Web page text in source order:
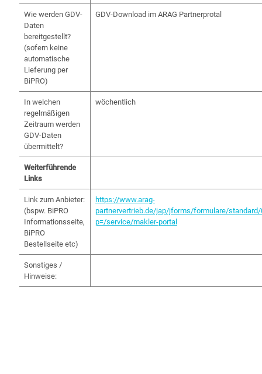
Wie werden GDV-
Daten
bereitgestellt?
(sofern keine
automatische
Lieferung per
BiPRO)
GDV-Download im ARAG Partnerprotal
In welchen
regelmäßigen
Zeitraum werden
GDV-Daten
übermittelt?
wöchentlich
Weiterführende
Links
Link zum Anbieter:
(bspw. BiPRO
Informationsseite,
BiPRO
Bestellseite etc)
https://www.arag-
partnervertrieb.de/jap/jforms/formulare/
p=/service/makler-portal
Sonstiges /
Hinweise: